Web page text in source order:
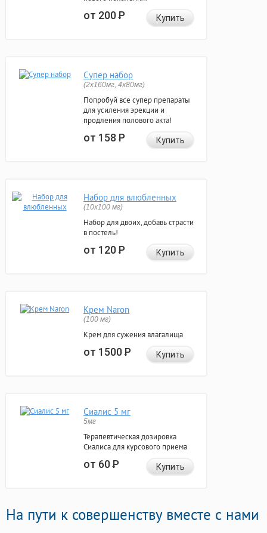
от 200Р Купить
Супер набор
(2х160мг, 4х80мг)
Попробуй все супер препараты
для усиления эрекции и
продления полового акта!
от 158Р Купить
Набор для влюбленных
(10х100 мг)
Набор для двоих, добавь страсти
в постель!
от 120Р Купить
Крем Naron
(100 мг)
Крем для сужения влагалища
от 1500Р Купить
Сиалис 5 мг
5мг
Терапевтическая дозировка
Сиалиса для курсового приема
от 60Р Купить
На пути к совершенству вместе с нами